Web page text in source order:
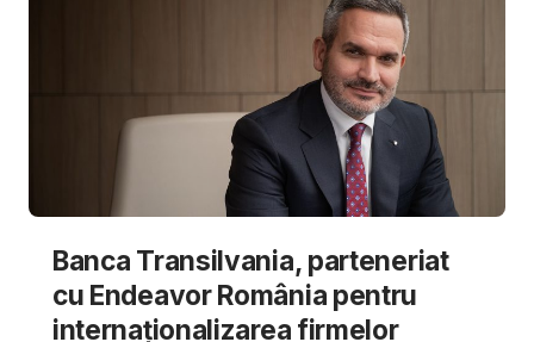
Banca Transilvania, parteneriat
cu Endeavor România pentru
internaționalizarea firmelor